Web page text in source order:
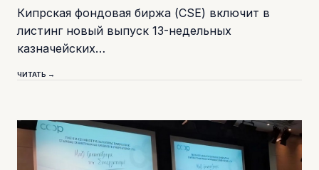
Кипрская фондовая биржа (CSE) включит в
листинг новый выпуск 13-недельных
казначейских…
ЧИТАТЬ →